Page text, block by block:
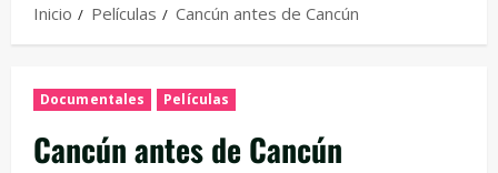
Inicio Películas Cancún antes de Cancún
Documentales Películas
Cancún antes de Cancún